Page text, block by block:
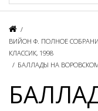
/
ВИЙОН Ф. ПОЛНОЕ
КЛАССИК, 1998
/ БАЛЛАДЫ НА